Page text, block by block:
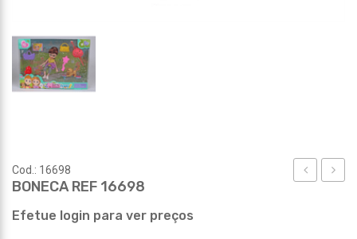
Cod.: 16698
BONECA REF 16698
Efetue login para ver preços